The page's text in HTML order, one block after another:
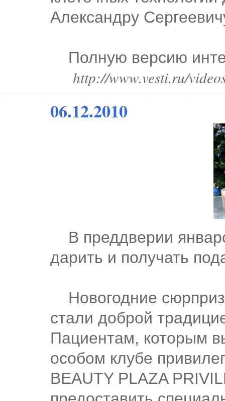
Александру
Полную версию
http://www.vesti.ru/
06.12.2010
В преддверии
дарить и получать
Новогодние
стали доброй
Пациентам, которым
особом клубе
BEAUTY PLAZA